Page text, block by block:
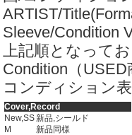
ARTIST/
Sleeve/Condition
上記順となって
Condition（
コンディション
Cover,Record
New,SS新品,シールド
M
新品同様